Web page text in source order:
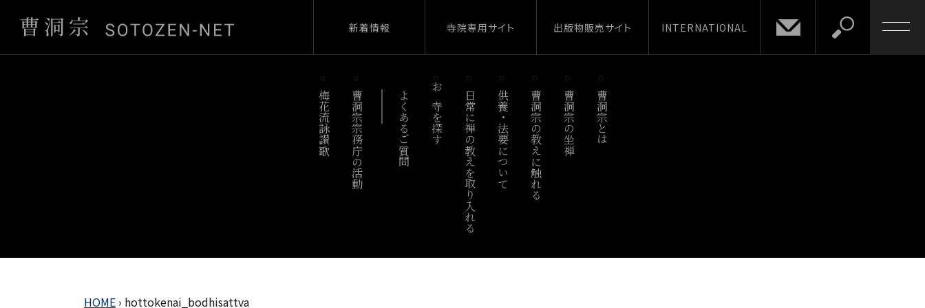
新着情報 寺院専用サイト 出版物販売サイト INTERNATIONAL
梅花流詠讃歌 曹洞宗宗務庁の活動 よくあるご質問 お寺を探す 日常に禅の教えを取り入れる 供養・法要について 曹洞宗の教えに触れる 曹洞宗の坐禅 曹洞宗とは
HOME › hottokenai_bodhisattva